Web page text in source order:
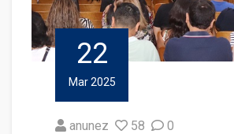
22
Mar 2025
anunez 58 0